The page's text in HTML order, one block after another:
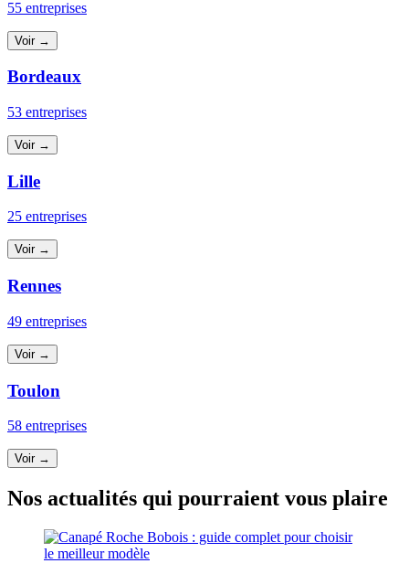
55 entreprises
Voir →
Bordeaux
53 entreprises
Voir →
Lille
25 entreprises
Voir →
Rennes
49 entreprises
Voir →
Toulon
58 entreprises
Voir →
Nos actualités qui pourraient vous plaire